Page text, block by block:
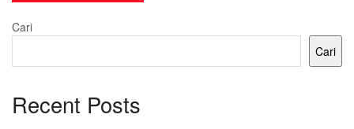
Cari
Cari
Recent Posts